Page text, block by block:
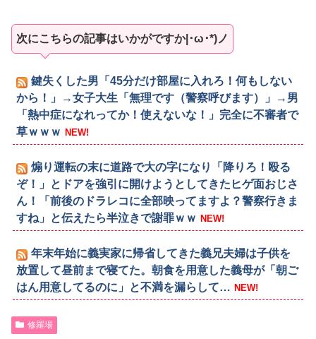
次にこちらの記事はいかがですか|･ω･*)ノ
鍵失くした男「45分だけ部屋に入れろ！何もしない
から！」→女子大生「無理です（警察呼びます）」→男
「熱中症になれってか！使えないな！」完全に不審者で
草ｗｗｗ NEW!
煽り運転の末に道路で大の字になり「降りろ！殴る
ぞ！」とドアを強引に開けようとしてきたヒゲ面おじさ
ん！「前後のドラレコに全部映ってますよ？警察行きま
すね」と伝えたら半泣きで謝罪ｗｗ NEW!
年末年始に義実家に帰省してきた義兄夫婦は子供を
放置して昼前まで寝てた。朝食を用意した義母が「朝ご
はん用意してるのに」と不満を漏らして… NEW!
修羅場